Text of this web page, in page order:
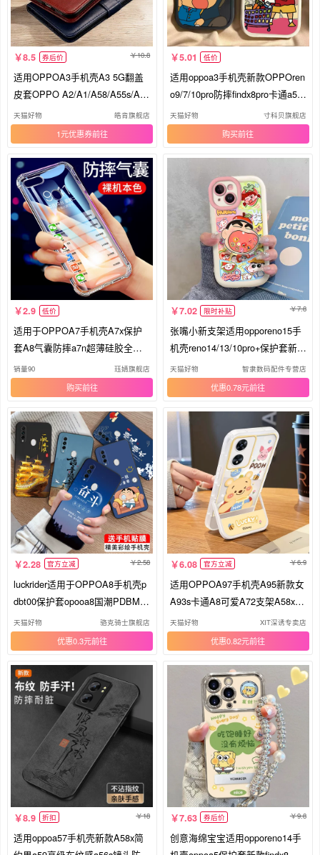
8.5 券后价 10.8
适用OPPOA3手机壳A3 5G翻盖
皮套OPPO A2/A1/A58/A55s/A57
全包A97/A96/A36/A93/A95防摔
A35/A53/A72/A8硅胶软
天猫好物 皓肯旗舰店
1元优惠券
5.01 低价
适用oppoa3手机壳新款OPPOren
o9/7/10pro防摔findx8pro卡通a5活
力版可爱a96/11x/35硅胶r17/k12
全包3/4se软壳
天猫好物 寸科贝旗舰店
购买
2.9 低价
适用于OPPOA7手机壳A7x保护
套A8气囊防摔a7n超薄硅胶全包
软套OPPO透明简约男女款外壳
销量90 珏婧旗舰店
购买
7.02 限时补贴 7.8
张嘴小新支架适用opporeno15手
机壳reno14/13/10pro+保护套新款
findx9/x8女oppoa97/93/a58真我2
0一加ace6/5
天猫好物 智隶数码配件专营店
优惠0.78元
2.28 官方立减 2.58
luckrider适用于OPPOA8手机壳p
dbt00保护套opooa8国潮PDBM00
复古PDBT00防摔0pp0a8时尚pdb
moo星光奋斗pdbm00
天猫好物 骆克骑士旗舰店
优惠0.3元
6.08 官方立减 6.9
适用OPPOA97手机壳A95新款女
A93s卡通A8可爱A72支架A58x蜂
蜜小熊A55全包A5Pro活力板A3i
防摔A2m保护套A11x潮A
天猫好物 XIT深诱专卖店
优惠0.82元
8.9 折扣 18
适用oppoa57手机壳新款A58x简
7.63 券后价 9.8
创意海绵宝宝适用opporeno14手